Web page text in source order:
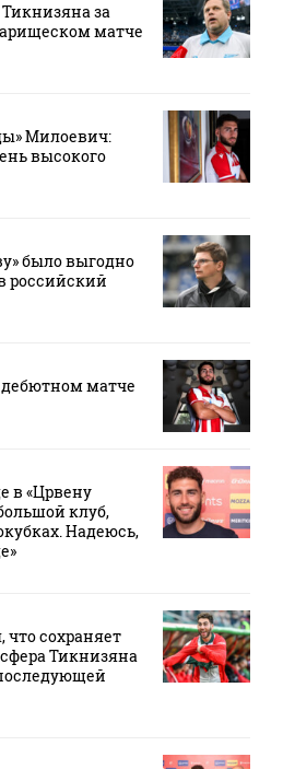
за
матче
Милоевич:
высокого
было выгодно
российский
дебютном матче
в «Црвену
клуб,
Надеюсь,
что сохраняет
Тикнизяна